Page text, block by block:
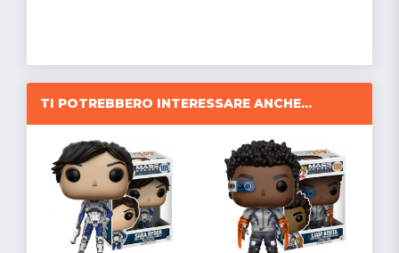
TI POTREBBERO INTERESSARE ANCHE...